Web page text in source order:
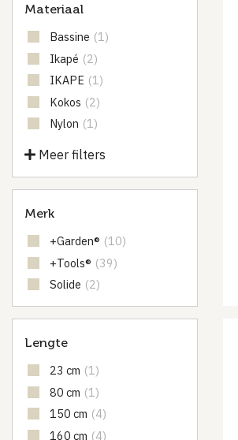
Materiaal
Bassine (1)
Ikapé (2)
IKAPE (1)
Kokos (2)
Nylon (1)
Meer filters
Merk
+Garden® (10)
+Tools® (39)
Solide (2)
Lengte
23 cm (1)
80 cm (1)
150 cm (4)
160 cm (4)